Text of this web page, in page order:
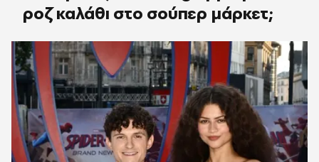
ροζ καλάθι στο σούπερ μάρκετ;